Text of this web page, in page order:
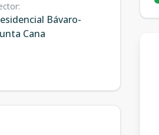
:
Bávaro-
Cana